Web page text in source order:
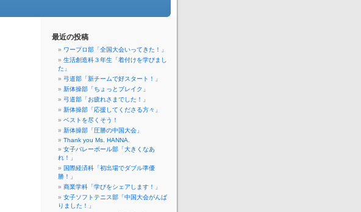
最近の投稿
ワープロ部「全国大会いってきた！」
生活創造科３年生「着付けを学びまし
た」
弓道部「新チームで好スタート！」
新体操部「ちょっとブレイク」
弓道部「お疲れさまでした！」
新体操部「応援してくださる方々」
ベストを尽くそう！
新体操部「圧勝の中国大会」
Thank you Ms. HANNA.
女子バレーボール部「大きくなあ
れ！」
国際経済科「初出場でダブル準優
勝！」
商業学科「学びをシェアします！」
女子ソフトテニス部「中国大会がんば
りました！」